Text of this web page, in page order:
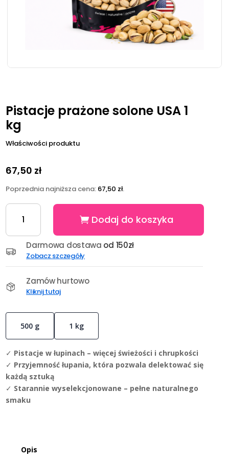
Pistacje prażone solone USA 1
kg
Właściwości produktu
67,50 zł
Poprzednia najniższa cena: 67,50 zł.
ilość
Pistacje
prażone
solone
USA
1
Dodaj do koszyka
Darmowa dostawa od 150zł
Zobacz szczegóły
Zamów hurtowo
Kliknij tutaj
500 g 1 kg
✓ Pistacje w łupinach – więcej świeżości i chrupkości
✓ Przyjemność łupania, która pozwala delektować się
każdą sztuką
✓ Starannie wyselekcjonowane – pełne naturalnego
smaku
Opis